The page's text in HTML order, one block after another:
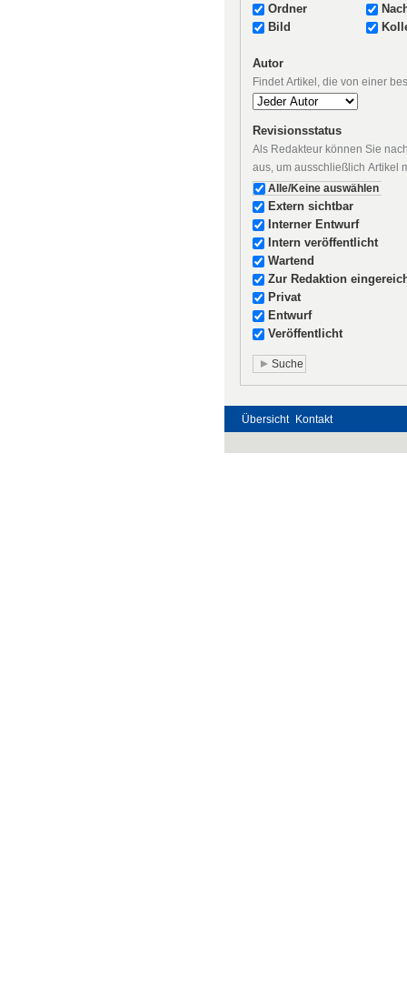
Ordner
Bild
Autor
Findet Artikel, die von einer
Revisionsstatus
Als Redakteur können Sie
aus, um ausschließlich Artikel
Alle/Keine auswählen
Extern sichtbar
Interner Entwurf
Intern veröffentlicht
Wartend
Zur Redaktion
Privat
Entwurf
Veröffentlicht
Übersicht Kontakt